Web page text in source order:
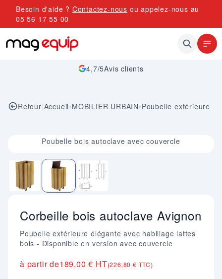
Allez au contenu
Besoin d'aide ? Contactez-nous ou appelez-nous au
05 56 17 55 00
4,7/5Avis clients
Retour|Accueil•MOBILIER URBAIN•Poubelle extérieure
Image 2 sur 3Poubelle bois autoclave avec couvercle
Corbeille bois autoclave Avignon
Poubelle extérieure élégante avec habillage lattes
bois - Disponible en version avec couvercle
à partir de189,00 € HT(226,80 € TTC)